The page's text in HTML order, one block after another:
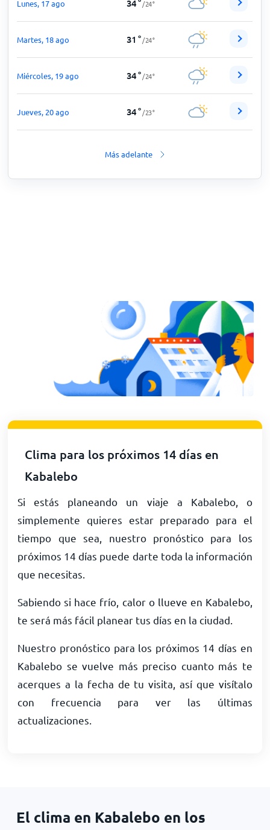
Lunes, 17 ago 34° /24°
Martes, 18 ago 31 ° /24°
Miércoles, 19 ago 34° /24°
Jueves, 20 ago 34° /23°
Más adelante
Clima para los próximos 14 días en
Kabalebo
Si estás planeando un viaje a Kabalebo, o
simplemente quieres estar preparado para el
tiempo que sea, nuestro pronóstico para los
próximos 14 días puede darte toda la información
que necesitas.
Sabiendo si hace frío, calor o llueve en Kabalebo,
te será más fácil planear tus días en la ciudad.
Nuestro pronóstico para los próximos 14 días en
Kabalebo se vuelve más preciso cuanto más te
acerques a la fecha de tu visita, así que visítalo
con frecuencia para ver las últimas
actualizaciones.
El clima en Kabalebo en los